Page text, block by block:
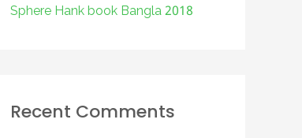
Sphere Hank book Bangla 2018
Recent Comments